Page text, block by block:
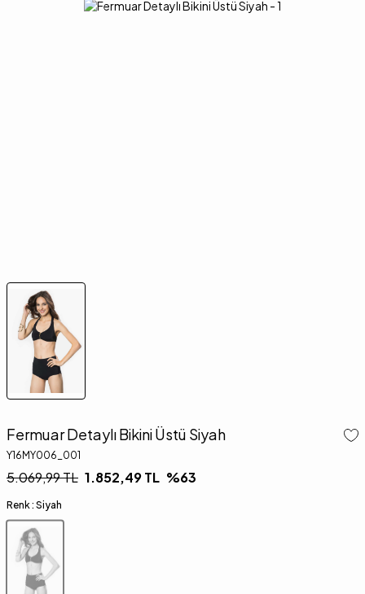
Fermuar Detaylı Bikini Üstü Siyah
Y16MY006_001
5.069,99TL 1.852,49TL %63
Renk : Siyah